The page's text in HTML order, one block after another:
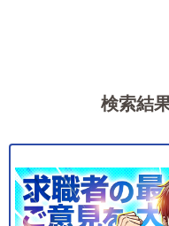
検索結